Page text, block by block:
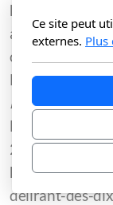
https://
attac/article/la-
oligarques
BASTA!Le
milliardaires
ligne]. Paris :
2026].
https://
delirant-des-
Ce site peut
externes.